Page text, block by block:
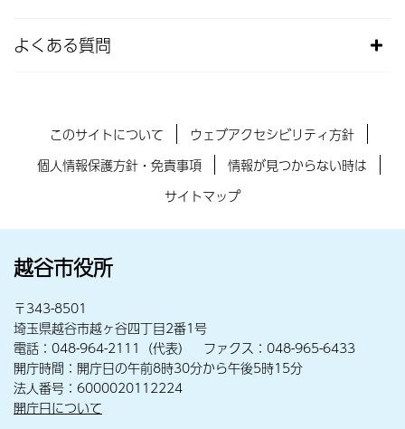
よくある質問
このサイトについて
ウェブアクセシビリティ方針
個人情報保護方針・免責事項
情報が見つからない時は
サイトマップ
越谷市役所
〒343-8501
埼玉県越谷市越ヶ谷四丁目2番1号
電話：048-964-2111（代表） ファクス：048-965-6433
開庁時間：開庁日の午前8時30分から午後5時15分
法人番号：6000020112224
開庁日について